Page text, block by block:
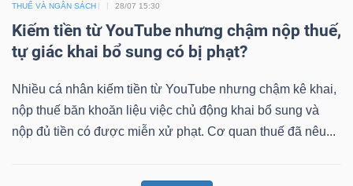
THUẾ VÀ NGÂN SÁCH 28/07 15:30
Kiếm tiền từ YouTube nhưng chậm nộp thuế,
tự giác khai bổ sung có bị phạt?
Nhiều cá nhân kiếm tiền từ YouTube nhưng chậm kê khai,
nộp thuế băn khoăn liệu việc chủ động khai bổ sung và
nộp đủ tiền có được miễn xử phạt. Cơ quan thuế đã nêu...